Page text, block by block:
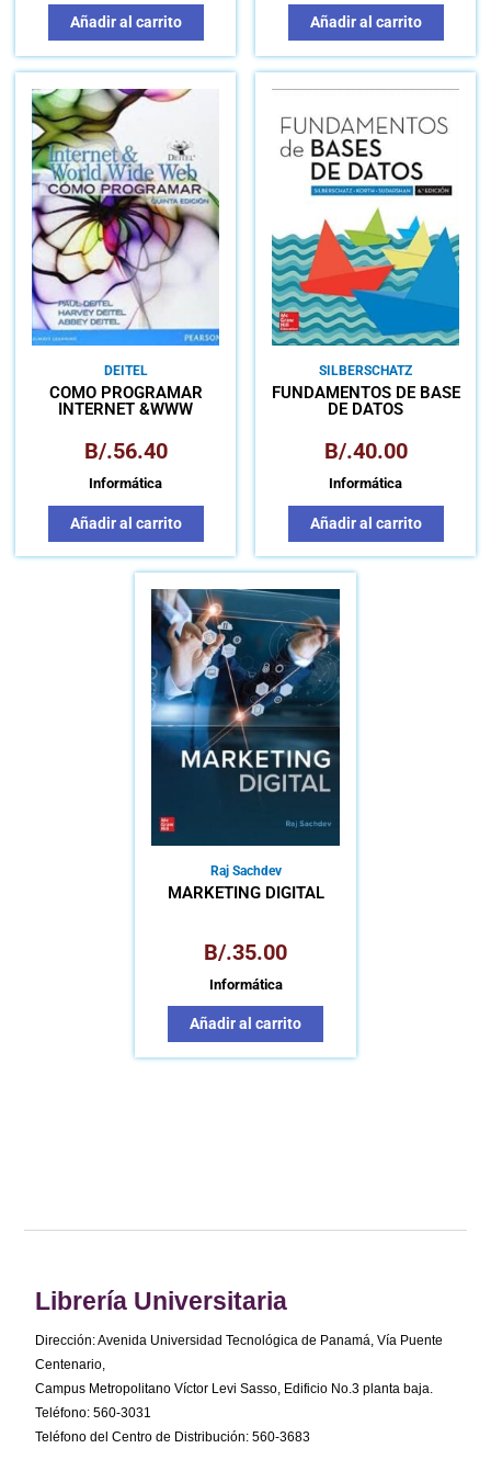
Añadir al carrito Añadir al carrito
DEITEL
CÓMO PROGRAMAR
INTERNET &WWW
B/.56.40
Informática
Añadir al carrito
SILBERSCHATZ
FUNDAMENTOS DE BASE
DE DATOS
B/.40.00
Informática
Añadir al carrito
Raj Sachdev
MARKETING DIGITAL
B/.35.00
Informática
Añadir al carrito
Librería Universitaria
Dirección: Avenida Universidad Tecnológica de Panamá, Vía Puente
Centenario,
Campus Metropolitano Víctor Levi Sasso, Edificio No.3 planta baja.
Teléfono: 560-3031
Teléfono del Centro de Distribución: 560-3683